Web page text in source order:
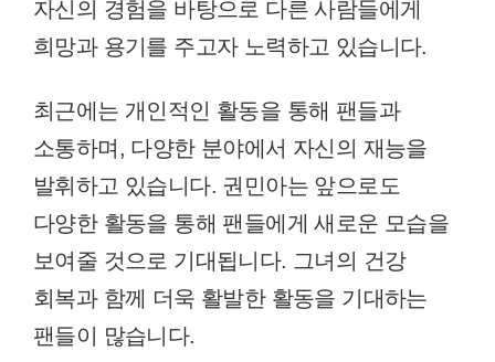
자신의 경험을 바탕으로 다른 사람들에게
희망과 용기를 주고자 노력하고 있습니다.
최근에는 개인적인 활동을 통해 팬들과
소통하며, 다양한 분야에서 자신의 재능을
발휘하고 있습니다. 권민아는 앞으로도
다양한 활동을 통해 팬들에게 새로운 모습을
보여줄 것으로 기대됩니다. 그녀의 건강
회복과 함께 더욱 활발한 활동을 기대하는
팬들이 많습니다.